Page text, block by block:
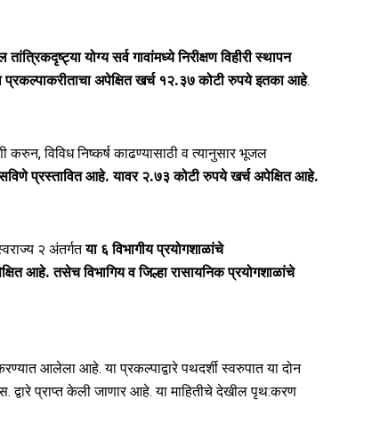
तांत्रिकदृष्ट्या योग्यसर्व गावांमध्ये निरीक्षण विहीरी स्थापन
प्रकल्पाकरीताचा अपेक्षित खर्च १२.३७कोटी रुपये इतका आहे.
करुन, विविध निष्कर्ष काढण्यासाठी व त्यानुसार भूजल
प्रस्तावित आहे. यावर २.७३कोटी रुपये खर्च अपेक्षित आहे.
२ अंतर्गतया ६विभागीय प्रयोगशाळांचे
आहे. तसेच विभागिय व जिल्हा रासायनिक प्रयोगशाळांचे
आलेला आहे. या प्रकल्पाद्वारे पथदर्शी स्वरुपात या दोन
द्वारे प्राप्त केली जाणार आहे. या माहितीचे देखील पृथ:करण